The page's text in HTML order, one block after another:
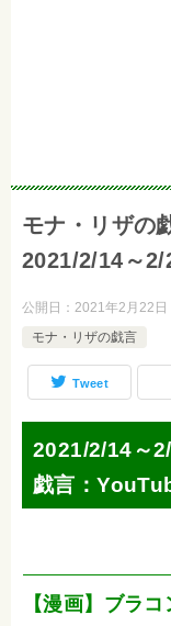
モナ・リザの
2021/2/14～2/
公開日： 2021年2月22日
モナ・リザの戯言
Tweet
2021/2/14～
戯言：
【漫画】ブラ